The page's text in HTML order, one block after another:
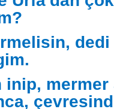
dedi
inip, mermer